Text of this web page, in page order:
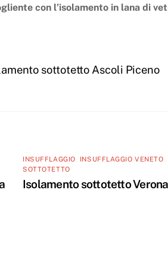
con l’isolamento in lana di
sottotetto Ascoli Piceno
INSUFFLAGGIO INSUFFLAGGIO VENETO
SOTTOTETTO
Isolamento sottotetto Verona